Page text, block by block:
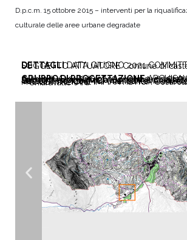
D.p.c.m. 15 ottobre 2015 – interventi per la
culturale delle aree urbane degradate
DETTAGLIDATAGIUGNO 2021
COMMITTENTE E SOGGETTO ATTUATOREComune di
GRUPPO DI PROGETTAZIONE
ARCHISAL Studio Salmoni Architetti Associati – Ancona (mandataria)
Arch. Vittorio Salmoni, arch. Raffaela Coppari
Arch. ENRICO FREZZI – Castelraimondo (MC) (mandante)
Arch. ANDREA PIERIGÈ – Castelraimondo (MC) (mandante)
CONSULENTE PROGETTAZIONE IMPIANTISTICA Cesaretti Engineering srl – Chiaravalle (AN)